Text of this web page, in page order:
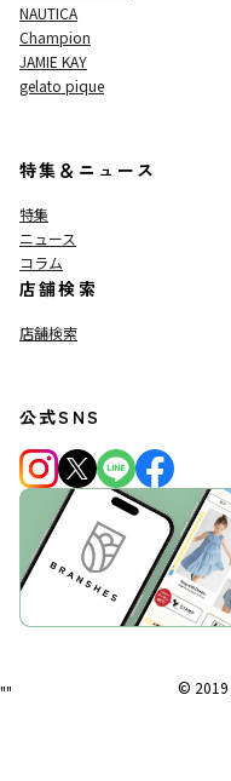
NAUTICA
Champion
JAMIE KAY
gelato pique
特集＆ニュース
特集
ニュース
コラム
店舗検索
店舗検索
公式SNS
© 2019
""